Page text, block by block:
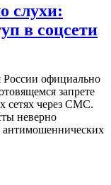
слухи:
в соцсети
России официально
запрете
сетях через СМС.
неверно
антимошеннических